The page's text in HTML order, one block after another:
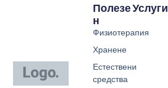
Услуги
Полезе
Н
Физиотерапия
Хранене
Естествени
средства